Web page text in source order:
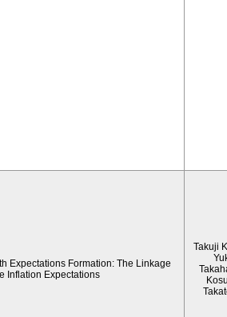
Expectations Formation: The Linkage
Inflation Expectations
Takuji